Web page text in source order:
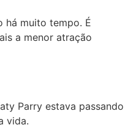
há muito tempo. É
a menor atração
Parry estava passando
vida.